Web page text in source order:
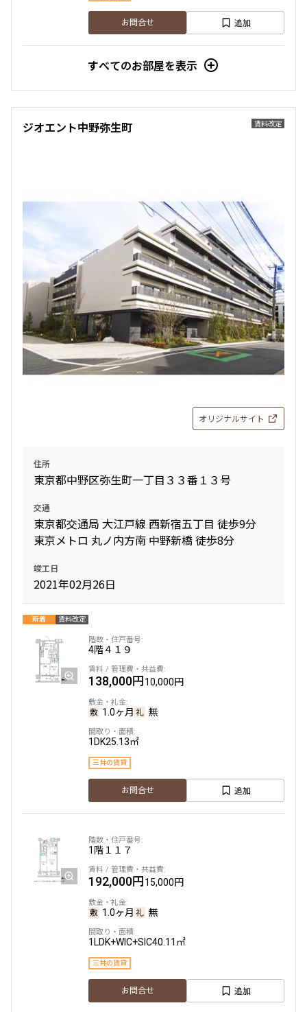
お問合せ 追加
すべてのお部屋を表示
賃料改定
ジオエント中野弥生町
オリジナルサイト
住所
東京都中野区弥生町一丁目３３番１３号
交通
東京都交通局 大江戸線 西新宿五丁目 徒歩9分
東京メトロ 丸ノ内方南 中野新橋 徒歩8分
竣工日
2021年02月26日
新着 賃料改定
4階４１９
138,000円10,000円
1.0ヶ月 無
1DK25.13㎡
三井の賃貸
お問合せ 追加
1階１１７
192,000円15,000円
1.0ヶ月 無
1LDK+WIC+SIC40.11㎡
三井の賃貸
お問合せ 追加